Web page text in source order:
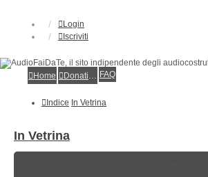
Login
Iscriviti
Home
Donations FAQ
Indice In Vetrina
In Vetrina